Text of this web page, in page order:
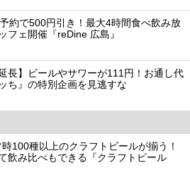
約で500円引き！最大4時間食べ飲み放
フェ開催『reDine 広島』
長】ビールやサワーが111円！お通し代
ち』の特別企画を見逃すな
100種以上のクラフトビールが揃う！
飲み比べもできる『クラフトビール